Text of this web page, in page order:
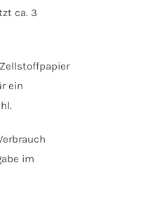
ca. 3
ein
im